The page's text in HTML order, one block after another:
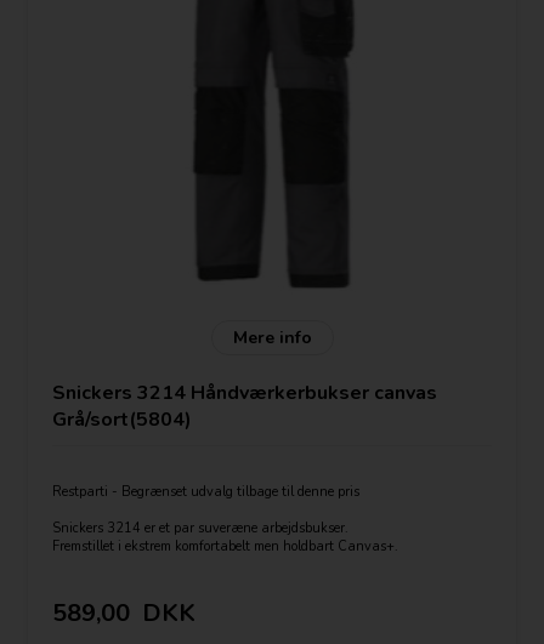
Mere info
Snickers 3214 Håndværkerbukser canvas
Grå/sort(5804)
Restparti - Begrænset udvalg tilbage til denne pris
Snickers 3214 er et par suveræne arbejdsbukser.
Fremstillet i ekstrem komfortabelt men holdbart Canvas+.
plus en række lommer inkl. hylsterlommer og mobiltelefonlomme.
589,00 DKK